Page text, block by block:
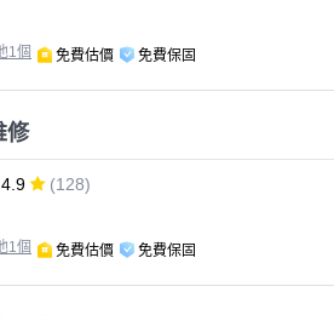
1個 免費估價 免費保固
修
4.9 (128)
1個 免費估價 免費保固